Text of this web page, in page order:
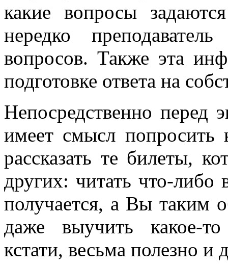
какие вопросы
нередко
вопросов. Также эта
подготовке ответа на
Непосредственно перед
имеет смысл попросить
рассказать те билеты,
других: читать что-
получается, а Вы таким
даже выучить какое-
кстати, весьма полезно и